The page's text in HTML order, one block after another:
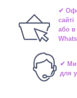
✔
сайті
або в
✔ Ми
для